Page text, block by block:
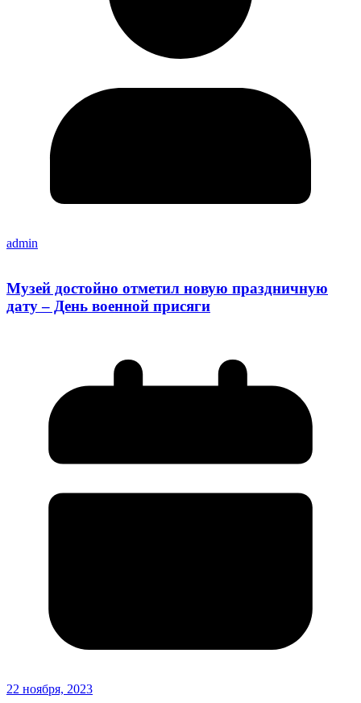
admin
Музей достойно отметил новую праздничную
дату – День военной присяги
22 ноября, 2023